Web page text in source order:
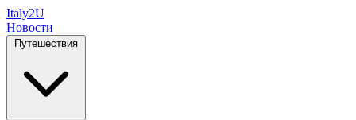
Italy2U
Новости
Путешествия